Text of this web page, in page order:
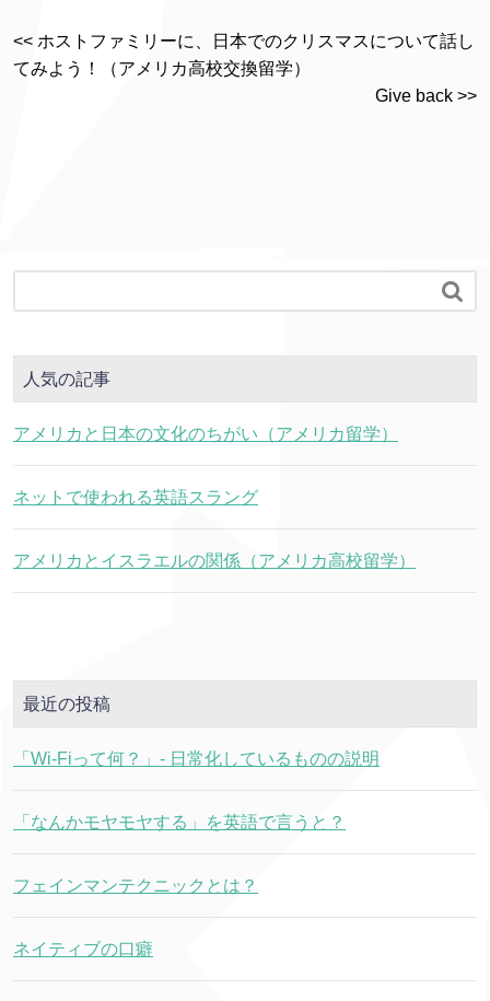
<< ホストファミリーに、日本でのクリスマスについて話し
てみよう！（アメリカ高校交換留学）
Give back >>

人気の記事
アメリカと日本の文化のちがい（アメリカ留学）
ネットで使われる英語スラング
アメリカとイスラエルの関係（アメリカ高校留学）
最近の投稿
「Wi-Fiって何？」- 日常化しているものの説明
「なんかモヤモヤする」を英語で言うと？
フェインマンテクニックとは？
ネイティブの口癖